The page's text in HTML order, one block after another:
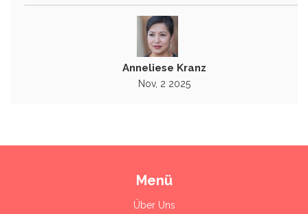
Anneliese Kranz
Nov, 2 2025
Menü
Über Uns